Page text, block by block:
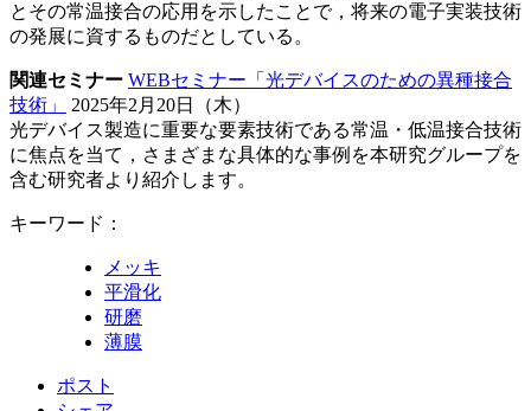
とその常温接合の応用を示したことで，将来の電子実装技術
の発展に資するものだとしている。
関連セミナー WEBセミナー「光デバイスのための異種接合
技術」
2025年2月20日（木）
光デバイス製造に重要な要素技術である常温・低温接合技術
に焦点を当て，さまざまな具体的な事例を本研究グループを
含む研究者より紹介します。
キーワード：
メッキ
平滑化
研磨
薄膜
ポスト